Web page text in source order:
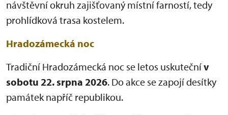
návštěvní okruh zajišťovaný místní farností, tedy
prohlídková trasa kostelem.
Hradozámecká noc
Tradiční Hradozámecká noc se letos uskutečnív
sobotu 22. srpna 2026. Do akce se zapojí desítky
památek napříč republikou.